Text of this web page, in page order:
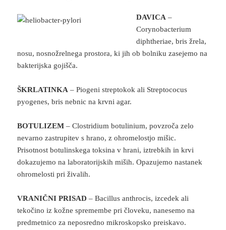
DAVICA –
Corynobacterium
diphtheriae, bris žrela,
nosu, nosnožrelnega prostora, ki jih ob bolniku zasejemo na
bakterijska gojišča.
ŠKRLATINKA – Piogeni streptokok ali Streptococus
pyogenes, bris nebnic na krvni agar.
BOTULIZEM– Clostridium botulinium, povzroča zelo
nevarno zastrupitev s hrano, z ohromelostjo mišic.
Prisotnost botulinskega toksina v hrani, iztrebkih in krvi
dokazujemo na laboratorijskih miših. Opazujemo nastanek
ohromelosti pri živalih.
VRANIČNI PRISAD – Bacillus anthrocis, izcedek ali
tekočino iz kožne spremembe pri človeku, nanesemo na
predmetnico za neposredno mikroskopsko preiskavo.